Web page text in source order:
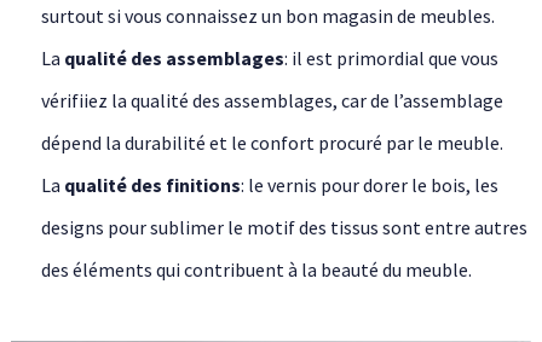
surtout si vous connaissez un bon magasin de meubles.
La qualité des assemblages: il est primordial que vous
vérifiiez la qualité des assemblages, car de l’assemblage
dépend la durabilité et le confort procuré par le meuble.
La qualité des finitions: le vernis pour dorer le bois, les
designs pour sublimer le motif des tissus sont entre autres
des éléments qui contribuent à la beauté du meuble.